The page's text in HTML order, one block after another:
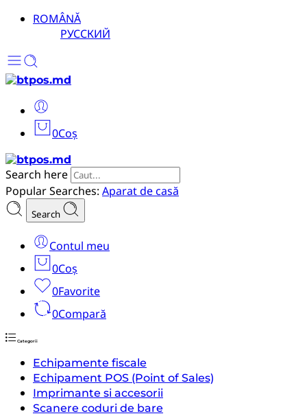
ROMÂNĂ
РУССКИЙ
0Coș
Search here
Popular Searches: Aparat de casă
Search
Contul meu
0Coș
0Favorite
0Compară
Categorii
Echipamente fiscale
Echipament POS (Point of Sales)
Imprimante si accesorii
Scanere coduri de bare